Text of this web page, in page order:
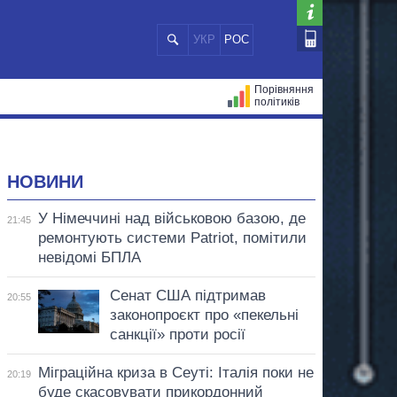
УКР РОС
Порівняння
політиків
НОВИНИ
21:45
У Німеччині над військовою базою, де
ремонтують системи Patriot, помітили
невідомі БПЛА
20:55
Сенат США підтримав
законопроєкт про «пекельні
санкції» проти росії
20:19
Міграційна криза в Сеуті: Італія поки не
буде скасовувати прикордонний